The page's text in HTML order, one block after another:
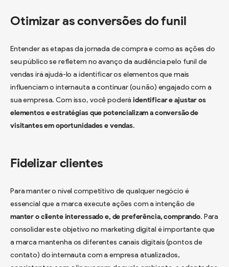
Otimizar as conversões do funil
Entender as etapas da jornada de compra e como as ações do
seu público se refletem no avanço da audiência pelo funil de
vendas irá ajudá-lo a identificar os elementos que mais
influenciam o internauta a continuar (ou não) engajado com a
sua empresa. Com isso, você poderáidentificar e ajustar os
elementos e estratégias que potencializam a conversão de
visitantes em oportunidades e vendas.
Fidelizar clientes
Para manter o nível competitivo de qualquer negócio é
essencial que a marca execute ações com a intenção de
manter o cliente interessado e, de preferência, comprando. Para
consolidar este objetivo no marketing digital é importante que
a marca mantenha os diferentes canais digitais (pontos de
contato) do internauta com a empresa atualizados,